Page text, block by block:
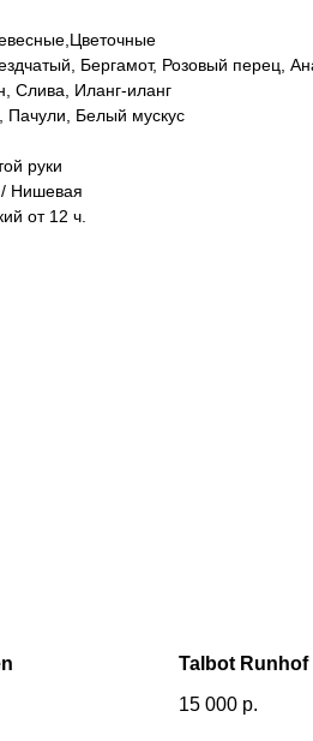
Бергамот, Розовый перец,
Слива, Иланг-иланг
Пачули, Белый мускус
руки
/ Нишевая
от 12 ч.
Talbot
15 000 р.